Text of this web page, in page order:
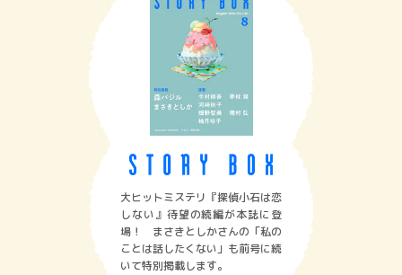
大ヒットミステリ『探偵小石は恋
しない』待望の続編が本誌に登
場！ まさきとしかさんの「私の
ことは話したくない」も前号に続
いて特別掲載します。